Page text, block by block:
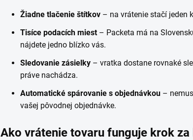
Žiadne tlačenie štítkov – na vrátenie stačí jeden
Tisíce podacích miest– Packeta má na
nájdete jedno blízko vás.
Sledovanie zásielky – vratka dostane rovnaké
práve nachádza.
Automatické spárovanie s objednávkou –
vašej pôvodnej objednávke.
Ako vrátenie tovaru funguje krok